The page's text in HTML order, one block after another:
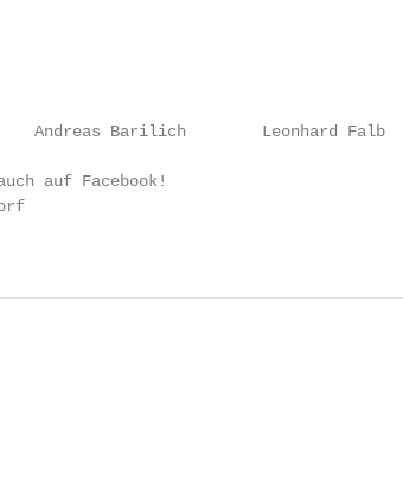
Andreas Barilich        Leonhard Falb
auf Facebook!